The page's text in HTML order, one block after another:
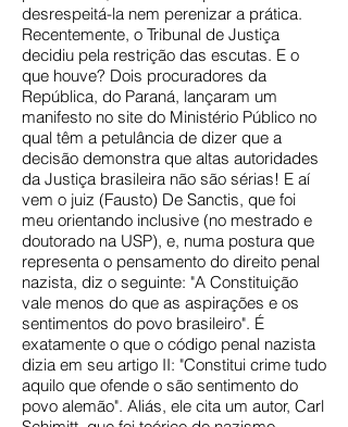
desrespeitá-la nem perenizar a prática.
Recentemente, o Tribunal de Justiça
decidiu pela restrição das escutas. E o
que houve? Dois procuradores da
República, do Paraná, lançaram um
manifesto no site do Ministério Público no
qual têm a petulância de dizer que a
decisão demonstra que altas autoridades
da Justiça brasileira não são sérias! E aí
vem o juiz (Fausto) De Sanctis, que foi
meu orientando inclusive (no mestrado e
doutorado na USP), e, numa postura que
representa o pensamento do direito penal
nazista, diz o seguinte: "A Constituição
vale menos do que as aspirações e os
sentimentos do povo brasileiro". É
exatamente o que o código penal nazista
dizia em seu artigo II: "Constitui crime tudo
aquilo que ofende o são sentimento do
povo alemão". Aliás, ele cita um autor, Carl